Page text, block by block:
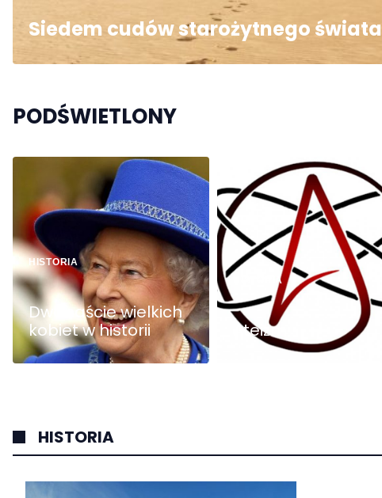
Siedem cudów starożytnego świata
PODŚWIETLONY
HISTORIA
Dwanaście wielkich
kobiet w historii
HISTORIA
Ateizm
HISTORIA